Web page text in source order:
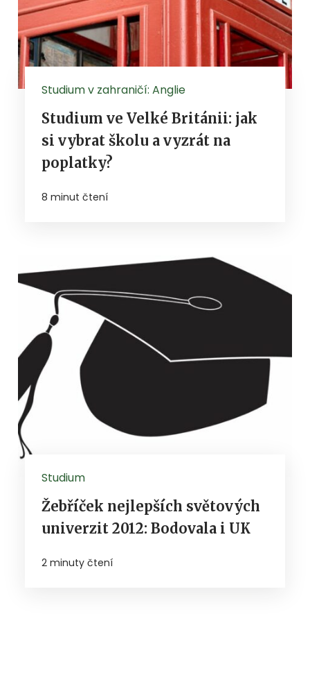
Studium v zahraničí: Anglie
Studium ve Velké Británii: jak
si vybrat školu a vyzrát na
poplatky?
8 minut čtení
Studium
Žebříček nejlepších světových
univerzit 2012: Bodovala i UK
2 minuty čtení